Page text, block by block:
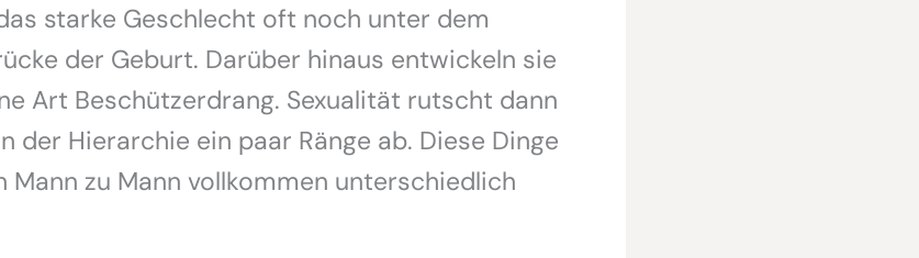
starke Geschlecht oft noch unter dem
der Geburt. Darüber hinaus entwickeln sie
Art Beschützerdrang. Sexualität rutscht dann
der Hierarchie ein paar Ränge ab. Diese Dinge
Mann zu Mann vollkommen unterschiedlich